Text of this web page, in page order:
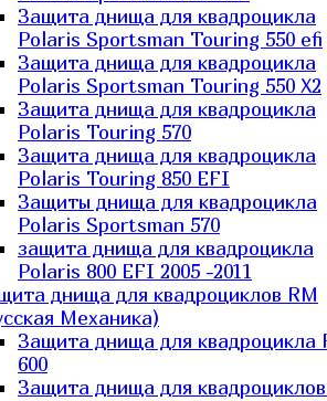
Защита днища для квадроцикла
Polaris Sportsman Touring 550 efi
Защита днища для квадроцикла
Polaris Sportsman Touring 550 X2
Защита днища для квадроцикла
Polaris Touring 570
Защита днища для квадроцикла
Polaris Touring 850 EFI
Защиты днища для квадроцикла
Polaris Sportsman 570
защита днища для квадроцикла
Polaris 800 EFI 2005 -2011
днища для квадроциклов RM
Механика)
Защита днища для квадроцикла
600
Защита днища для